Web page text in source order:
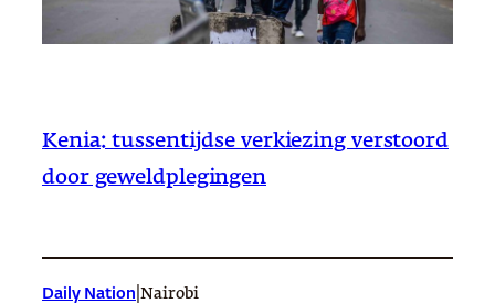
Kenia: tussentijdse verkiezing verstoord
door geweldplegingen
Daily Nation Nairobi